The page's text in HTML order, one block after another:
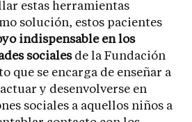
estas herramientas
solución, estos pacientes
indispensable en los
sociales de la Fundación
que se encarga de enseñar a
y desenvolverse en
sociales a aquellos niños a